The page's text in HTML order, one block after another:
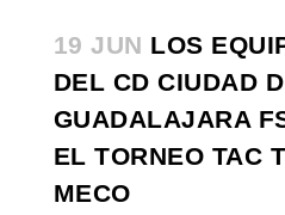
19 JUN LOS
DEL CD CIUDAD
GUADALAJARA
EL TORNEO TAC
MECO